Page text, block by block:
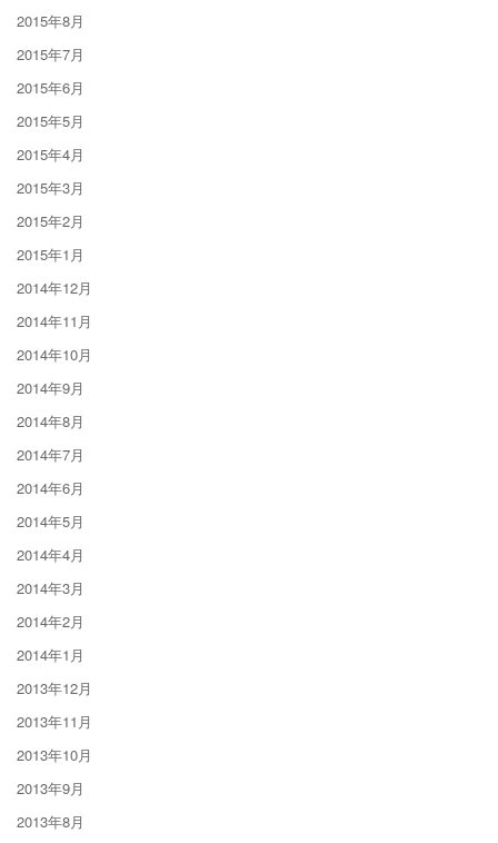
2015年8月
2015年7月
2015年6月
2015年5月
2015年4月
2015年3月
2015年2月
2015年1月
2014年12月
2014年11月
2014年10月
2014年9月
2014年8月
2014年7月
2014年6月
2014年5月
2014年4月
2014年3月
2014年2月
2014年1月
2013年12月
2013年11月
2013年10月
2013年9月
2013年8月